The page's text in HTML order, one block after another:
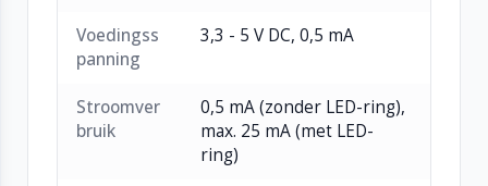
Voedingss
panning
3,3 - 5 V DC, 0,5 mA
Stroomver
bruik
0,5 mA (zonder LED-ring),
max. 25 mA (met LED-
ring)